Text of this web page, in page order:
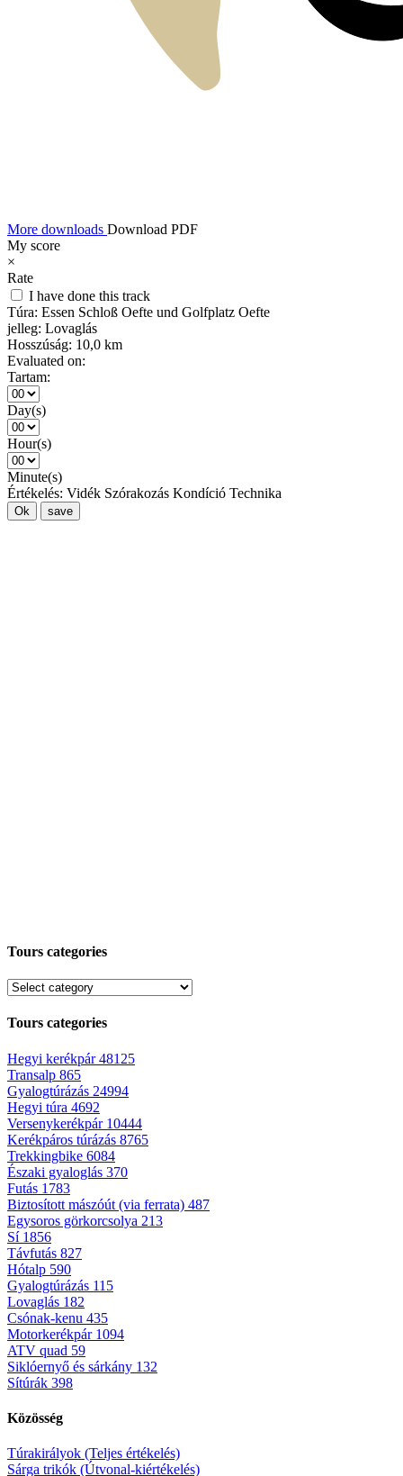
More downloads Download PDF
My score
×
Rate
I have done this track
Túra: Essen Schloß Oefte und Golfplatz Oefte
jelleg: Lovaglás
Hosszúság: 10,0 km
Evaluated on:
Tartam:
Day(s)
Hour(s)
Minute(s)
Értékelés: Vidék Szórakozás Kondíció Technika
Ok save
Tours categories
Tours categories
Hegyi kerékpár48125
Transalp 865
Gyalogtúrázás 24994
Hegyi túra 4692
Versenykerékpár 10444
Kerékpáros túrázás 8765
Trekkingbike 6084
Északi gyaloglás 370
Futás 1783
Biztosított mászóút (via ferrata) 487
Egysoros görkorcsolya 213
Sí 1856
Távfutás 827
Hótalp 590
Gyalogtúrázás 115
Lovaglás 182
Csónak-kenu 435
Motorkerékpár 1094
ATV quad 59
Siklóernyő és sárkány 132
Sítúrák 398
Közösség
Túrakirályok (Teljes értékelés)
Sárga trikók (Útvonal-kiértékelés)